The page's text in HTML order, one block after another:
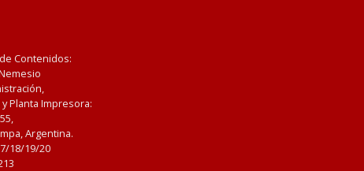
Contenidos:
Planta Impresora:
Argentina.
18/19/20